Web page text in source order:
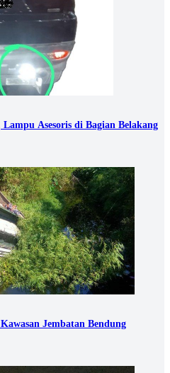
Asesoris di Bagian Belakang
Jembatan Bendung